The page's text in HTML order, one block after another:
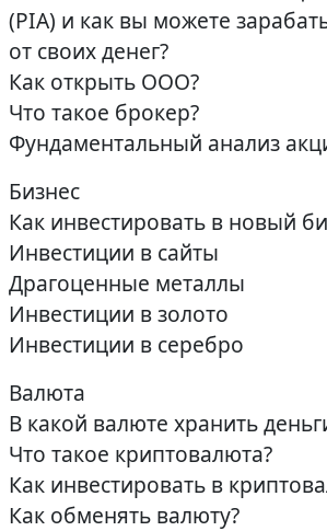
(PIA) и как вы можете
от своих денег?
Как открыть ООО?
Что такое брокер?
Фундаментальный анализ
Бизнес
Как инвестировать в новый
Инвестиции в сайты
Драгоценные металлы
Инвестиции в золото
Инвестиции в серебро
Валюта
В какой валюте хранить
Что такое криптовалюта?
Как инвестировать в
Как обменять валюту?